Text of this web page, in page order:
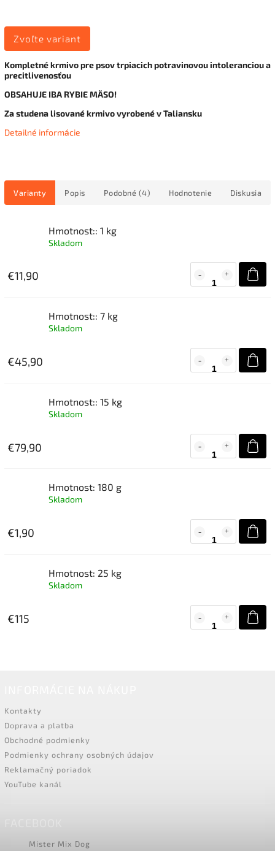
Zvoľte variant
Kompletné krmivo pre psov trpiacich potravinovou intoleranciou a
precitlivenosťou
OBSAHUJE IBA RYBIE MÄSO!
Za studena lisované krmivo vyrobené v Taliansku
Detailné informácie
Varianty Popis Podobné (4) Hodnotenie Diskusia
Hmotnost:: 1 kg
Skladom
€11,90
Hmotnost:: 7 kg
Skladom
€45,90
Hmotnost:: 15 kg
Skladom
€79,90
Hmotnost: 180 g
Skladom
€1,90
Hmotnost: 25 kg
Skladom
€115
Kontakty
Doprava a platba
Obchodné podmienky
Podmienky ochrany osobných údajov
Reklamačný poriadok
YouTube kanál
Mister Mix Dog